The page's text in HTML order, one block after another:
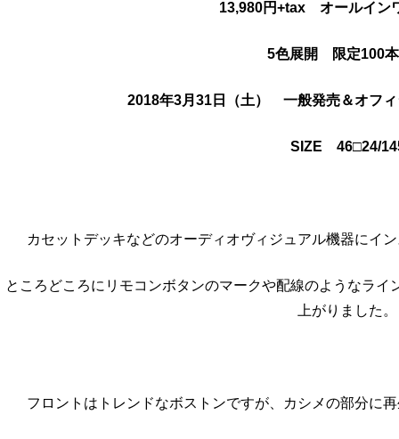
13,980円+tax オールイン
5色展開 限定100
2018年3月31日（土） 一般発売＆オフ
SIZE 46□24/
カセットデッキなどのオーディオヴィジュアル機器にイ
ところどころにリモコンボタンのマークや配線のようなラ
上がりました。
フロントはトレンドなボストンですが、カシメの部分に